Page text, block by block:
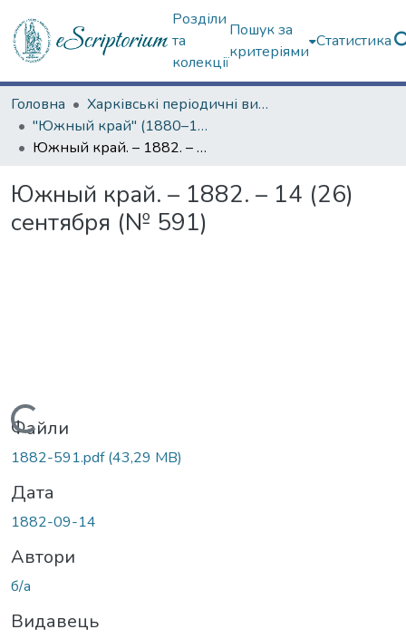
Розділи
та
колекції
Пошук за
критеріями
Статистика
Головна
Харківські періодичні видання
"Южный край" (1880–1919 гг.)
Южный край. – 1882. – 14 (26) сентября (№ 591)
Южный край. – 1882. – 14 (26)
сентября (№ 591)
Вантажиться...
Файли
1882-591.pdf(43,29 MB)
Дата
1882-09-14
Автори
б/а
Видавець